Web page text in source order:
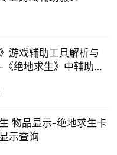
游戏辅助工具解析与
绝地求生》中辅助工
物品显示-绝地求生卡
示查询